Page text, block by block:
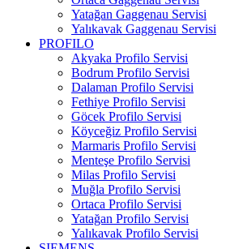
Yatağan Gaggenau Servisi
Yalıkavak Gaggenau Servisi
PROFILO
Akyaka Profilo Servisi
Bodrum Profilo Servisi
Dalaman Profilo Servisi
Fethiye Profilo Servisi
Göcek Profilo Servisi
Köyceğiz Profilo Servisi
Marmaris Profilo Servisi
Menteşe Profilo Servisi
Milas Profilo Servisi
Muğla Profilo Servisi
Ortaca Profilo Servisi
Yatağan Profilo Servisi
Yalıkavak Profilo Servisi